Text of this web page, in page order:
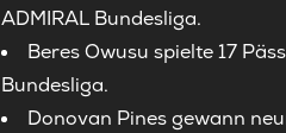
ADMIRAL Bundesliga.
Beres Owusu spielte 17
Bundesliga.
Donovan Pines gewann